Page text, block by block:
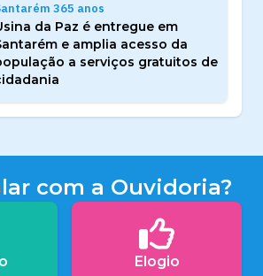
365 anos
da Paz é entregue em
e amplia acesso da
a serviços gratuitos de
com a Ouvidoria?
Elogio